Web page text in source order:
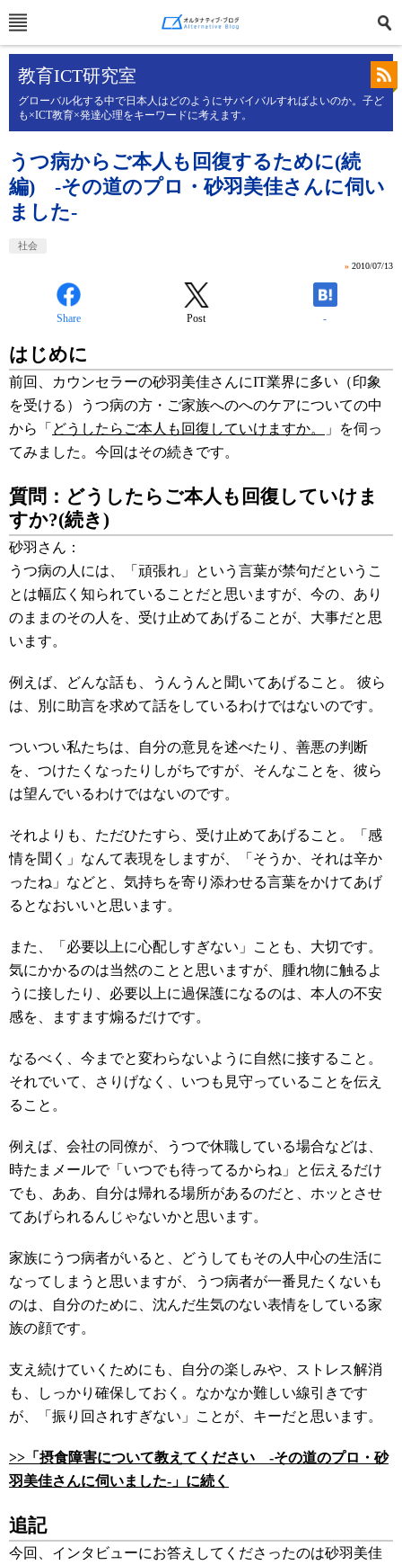
教育ICT研究室
グローバル化する中で日本人はどのようにサバイバルすればよいのか。子ど
も×ICT教育×発達心理をキーワードに考えます。
うつ病からご本人も回復するために(続
編) -その道のプロ・砂羽美佳さんに伺い
ました-
社会
» 2010/07/13
Share Post -
はじめに
前回、カウンセラーの砂羽美佳さんにIT業界に多い（印象
を受ける）うつ病の方・ご家族へのへのケアについての中
から「 どうしたらご本人も回復していけますか。
」を伺っ
てみました。今回はその続きです。
質問：どうしたらご本人も回復していけま
すか?(続き)
砂羽さん：
うつ病の人には、「頑張れ」という言葉が禁句だというこ
とは幅広く知られていることだと思いますが、今の、あり
のままのその人を、受け止めてあげることが、大事だと思
います。
例えば、どんな話も、うんうんと聞いてあげること。 彼ら
は、別に助言を求めて話をしているわけではないのです。
ついつい私たちは、自分の意見を述べたり、善悪の判断
を、つけたくなったりしがちですが、そんなことを、彼ら
は望んでいるわけではないのです。
それよりも、ただひたすら、受け止めてあげること。「感
情を聞く」なんて表現をしますが、「そうか、それは辛か
ったね」などと、気持ちを寄り添わせる言葉をかけてあげ
るとなおいいと思います。
また、「必要以上に心配しすぎない」ことも、大切です。
気にかかるのは当然のことと思いますが、腫れ物に触るよ
うに接したり、必要以上に過保護になるのは、本人の不安
感を、ますます煽るだけです。
なるべく、今までと変わらないように自然に接すること。
それでいて、さりげなく、いつも見守っていることを伝え
ること。
例えば、会社の同僚が、うつで休職している場合などは、
時たまメールで「いつでも待ってるからね」と伝えるだけ
でも、ああ、自分は帰れる場所があるのだと、ホッとさせ
てあげられるんじゃないかと思います。
家族にうつ病者がいると、どうしてもその人中心の生活に
なってしまうと思いますが、うつ病者が一番見たくないも
のは、自分のために、沈んだ生気のない表情をしている家
族の顔です。
支え続けていくためにも、自分の楽しみや、ストレス解消
も、しっかり確保しておく。なかなか難しい線引きです
が、「振り回されすぎない」ことが、キーだと思います。
>>「 摂食障害について教えてください -その道のプロ・砂
羽美佳さんに伺いました- 」に続く
追記
今回、インタビューにお答えしてくださったのは砂羽美佳